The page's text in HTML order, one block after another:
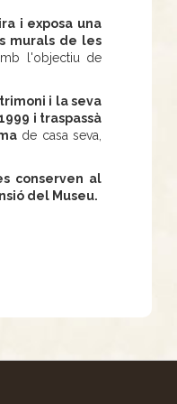
i exposa una
murals de les
l'objectiu de
i la seva
i traspassà
de casa seva,
conserven al
del Museu.